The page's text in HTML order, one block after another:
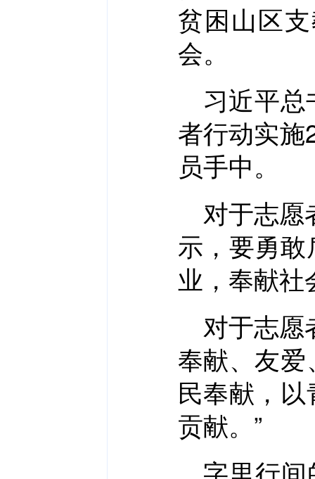
贫困山区
会。
习近平
者行动实
员手中。
对于志愿
示，要勇
业，奉献社
对于志愿
奉献、友
民奉献，
贡献。”
字里行